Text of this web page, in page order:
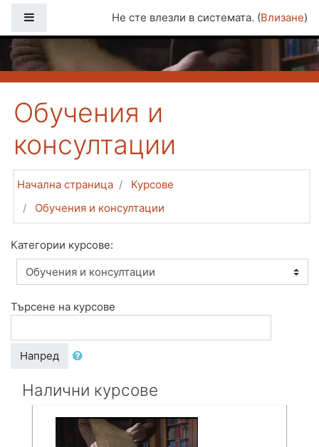
Страничен панелНе сте влезли в системата. (Влизане)
Обучения и
консултации
Начална страница
Курсове
Обучения и консултации
Категории курсове:
Търсене на курсове
Напред
Налични курсове